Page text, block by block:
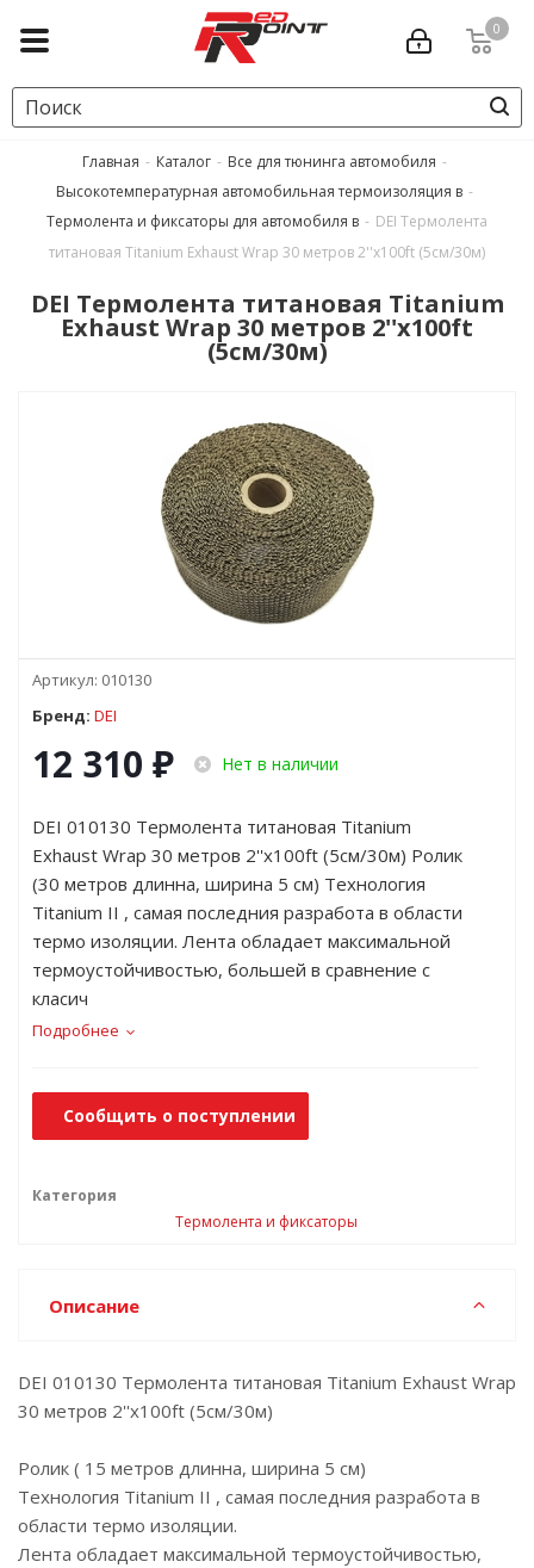
0
Главная - Каталог - Все для тюнинга автомобиля -
Высокотемпературная автомобильная термоизоляция в -
Термолента и фиксаторы для автомобиля в - DEI Термолента
титановая Titanium Exhaust Wrap 30 метров 2''x100ft (5см/30м)
DEI Термолента титановая Titanium
Exhaust Wrap 30 метров 2''x100ft
(5см/30м)
Артикул: 010130
Бренд: DEI
12 310 ₽ Нет в наличии
DEI 010130 Термолента титановая Titanium
Exhaust Wrap 30 метров 2''x100ft (5см/30м) Ролик
(30 метров длинна, ширина 5 см) Технология
Titanium II , самая последния разработа в области
термо изоляции. Лента обладает максимальной
термоустойчивостью, большей в сравнение с
класич
Подробнее
Сообщить о поступлении
Категория
Термолента и фиксаторы
Описание
DEI 010130 Термолента титановая Titanium Exhaust Wrap
30 метров 2''x100ft (5см/30м)
Ролик ( 15 метров длинна, ширина 5 см)
Технология Titanium II , самая последния разработа в
области термо изоляции.
Лента обладает максимальной термоустойчивостью,